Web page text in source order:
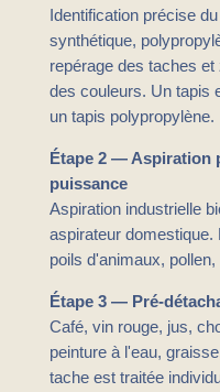
Identification précise
synthétique,
repérage des taches
des couleurs. Un tapis
un tapis polypropylène.
Étape 2 — Aspiration
puissance
Aspiration industrielle
aspirateur
poils d'animaux,
Étape 3 — Pré-
Café, vin rouge, jus,
peinture à l'eau,
tache est traitée